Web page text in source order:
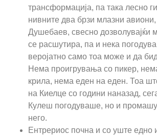
трансформација, па така лесно
нивните два брзи млазни
Душебаев, свесно дозволувајќи
се расшутира, па и нека
веројатно само тоа може и да
Нема проигрувања со пикер,
крила, нема еден на еден. Тоа
на Киелце со години наназад,
Кулеш погодуваше, но и
него.
Ентрериос почна и со уште едно